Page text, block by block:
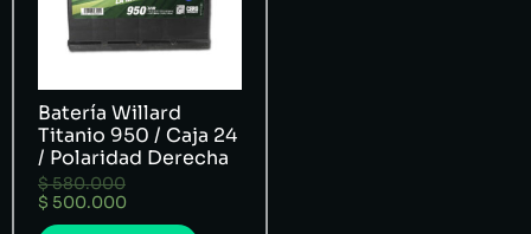
Batería Willard
Titanio 950 / Caja 24
/ Polaridad Derecha
$580.000
$ 500.000